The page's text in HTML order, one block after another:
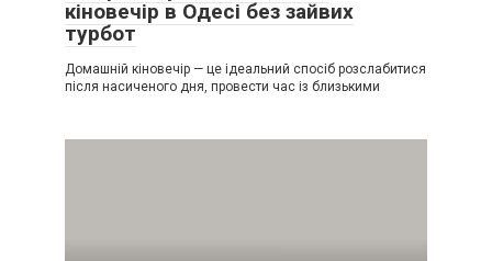
кіновечір в Одесі без зайвих
турбот
Домашній кіновечір — це ідеальний спосіб розслабитися
після насиченого дня, провести час із близькими